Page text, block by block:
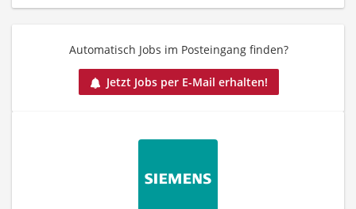
Automatisch Jobs im Posteingang finden?
Jetzt Jobs per E-Mail erhalten!